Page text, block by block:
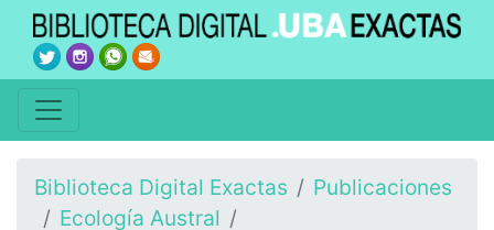
Biblioteca Digital Exactas
Publicaciones
Ecología Austral